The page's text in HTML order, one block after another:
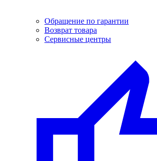
Обращение по гарантии
Возврат товара
Сервисные центры